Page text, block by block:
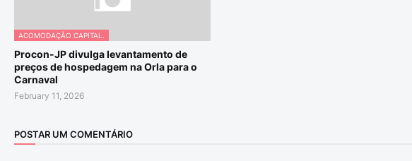
ACOMODAÇÃO CAPITAL.
Procon-JP divulga levantamento de
preços de hospedagem na Orla para o
Carnaval
February 11, 2026
POSTAR UM COMENTÁRIO